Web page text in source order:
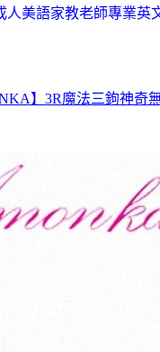
人美語家教老師專業英
】3R魔法三鉤神奇